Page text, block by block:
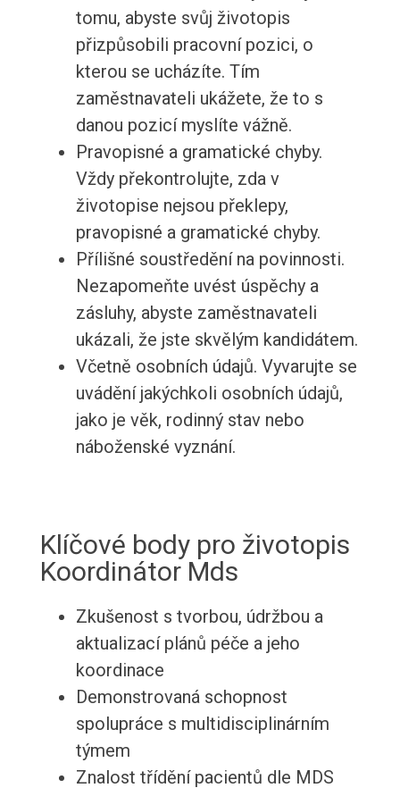
tomu, abyste svůj životopis
přizpůsobili pracovní pozici, o
kterou se ucházíte. Tím
zaměstnavateli ukážete, že to s
danou pozicí myslíte vážně.
Pravopisné a gramatické chyby.
Vždy překontrolujte, zda v
životopise nejsou překlepy,
pravopisné a gramatické chyby.
Přílišné soustředění na povinnosti.
Nezapomeňte uvést úspěchy a
zásluhy, abyste zaměstnavateli
ukázali, že jste skvělým kandidátem.
Včetně osobních údajů. Vyvarujte se
uvádění jakýchkoli osobních údajů,
jako je věk, rodinný stav nebo
náboženské vyznání.
Klíčové body pro životopis
Koordinátor Mds
Zkušenost s tvorbou, údržbou a
aktualizací plánů péče a jeho
koordinace
Demonstrovaná schopnost
spolupráce s multidisciplinárním
týmem
Znalost třídění pacientů dle MDS